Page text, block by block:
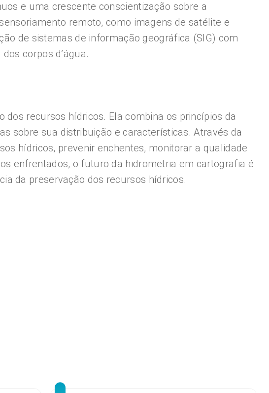
e uma crescente conscientização sobre a
remoto, como imagens de satélite e
de sistemas de informação geográfica (SIG) com
corpos d’água.
recursos hídricos. Ela combina os princípios da
sobre sua distribuição e características. Através da
hídricos, prevenir enchentes, monitorar a qualidade
enfrentados, o futuro da hidrometria em cartografia é
da preservação dos recursos hídricos.